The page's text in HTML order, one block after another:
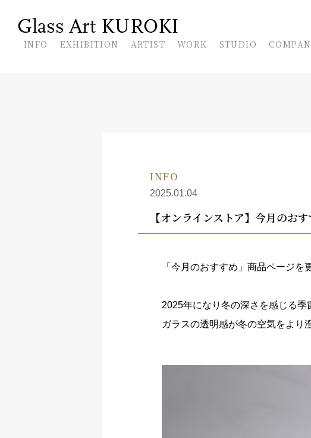
INFO EXHIBITION ARTIST WORK STUDIO
INFO
2025.01.04
【オンラインストア】今月のお
「今月のおすすめ」商品ページを
2025年になり冬の深さを感じる季
ガラスの透明感が冬の空気をより